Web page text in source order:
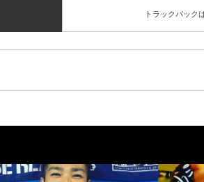
トラックバック